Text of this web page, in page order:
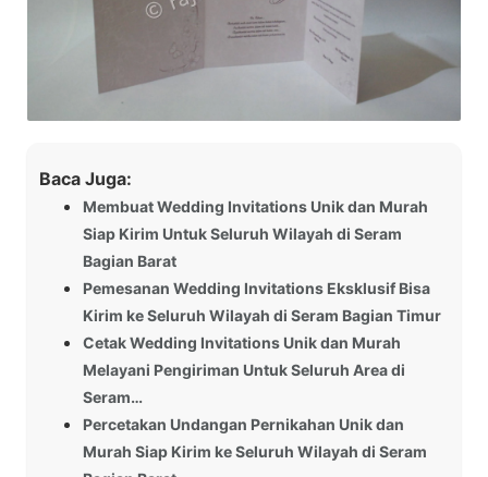
Baca Juga:
Membuat Wedding Invitations Unik dan Murah
Siap Kirim Untuk Seluruh Wilayah di Seram
Bagian Barat
Pemesanan Wedding Invitations Eksklusif Bisa
Kirim ke Seluruh Wilayah di Seram Bagian Timur
Cetak Wedding Invitations Unik dan Murah
Melayani Pengiriman Untuk Seluruh Area di
Seram…
Percetakan Undangan Pernikahan Unik dan
Murah Siap Kirim ke Seluruh Wilayah di Seram